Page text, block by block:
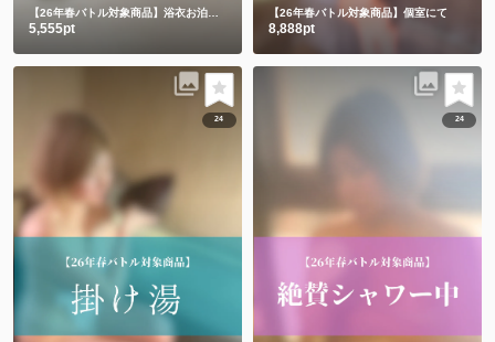
【26年春バトル対象商品】浴衣お泊まり〜第一章〜
5,555pt
【26年春バトル対象商品】個室にて
8,888pt
24 24